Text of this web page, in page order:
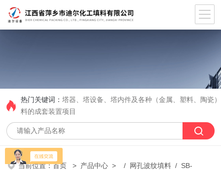
热门关键词：塔器、塔设备、塔内件及各种（金属、塑料、陶瓷
料的成套装置项目
当前位置：首页 > 产品中心 > / 网孔波纹填料 / SB-